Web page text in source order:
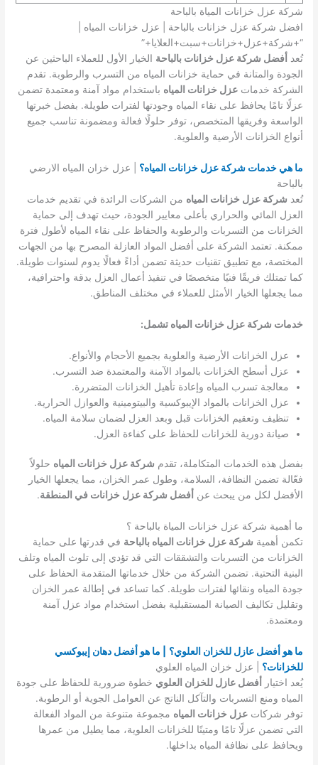
شركة عزل خزانات المياة بالباحة
افضل شركة عزل خزانات بالباحة | عزل خزانات المياه |
“+شركة+عزل+خزانات+سبت+العلايا+”
تُعد
أفضل شركة عزل خزانات بالباحة الخيار الأول للعملاء الباحثين عن
الجودة والمتانة في حماية خزانات المياه من التسرب والرطوبة. تقدم
الشركة خدماتعزل خزانات المياه باستخدام مواد آمنة ومعتمدة تضمن
عزلًا تامًا يحافظ على نقاء المياه وجودتها لفترات طويلة. بفضل خبرتها
الواسعة وفريقها المتخصص، توفر حلولًا فعالة ومضمونة تناسب جميع
أنواع الخزانات الأرضية والعلوية.
ما هي خدمات شركة عزل خزانات المياه؟ | عزل خزان المياه الارضي
بالباحة
تُعد شركة عزل خزانات المياه من الشركات الرائدة في تقديم خدمات
العزل المائي والحراري بأعلى معايير الجودة، حيث تهدف إلى حماية
الخزانات من التسربات والرطوبة والحفاظ على نقاء المياه لأطول فترة
ممكنة. تعتمد الشركة على أفضل المواد العازلة المصرح بها من الجهات
المختصة، مع تطبيق تقنيات حديثة تضمن أداءً فعالًا يدوم لسنوات طويلة.
كما تمتلك فريقًا فنيًا متخصصًا في تنفيذ أعمال العزل بدقة واحترافية،
مما يجعلها الخيار الأمثل للعملاء في مختلف المناطق.
خدمات شركة عزل خزانات المياه تشمل:
عزل الخزانات الأرضية والعلوية بجميع الأحجام والأنواع.
عزل أسطح الخزانات بالمواد الآمنة والمعتمدة ضد التسرب.
معالجة تسرب المياه وإعادة تأهيل الخزانات المتضررة.
عزل الخزانات بالمواد الإيبوكسية والبيتومينية والعوازل الحرارية.
تنظيف وتعقيم الخزانات قبل وبعد العزل لضمان سلامة المياه.
صيانة دورية للخزانات للحفاظ على كفاءة العزل.
بفضل هذه الخدمات المتكاملة، تقدم شركة عزل خزانات المياه حلولاً
فعّالة تضمن النظافة، السلامة، وطول عمر الخزان، مما يجعلها الخيار
الأفضل لكل من يبحث عن أفضل شركة عزل خزانات في المنطقة.
ما أهمية شركة عزل خزانات المياة بالباحة ؟
تكمن أهمية شركة عزل خزانات المياه بالباحة في قدرتها على حماية
الخزانات من التسربات والتشققات التي قد تؤدي إلى تلوث المياه وتلف
البنية التحتية. تضمن الشركة من خلال خدماتها المتقدمة الحفاظ على
جودة المياه ونقائها لفترات طويلة. كما تساعد في إطالة عمر الخزان
وتقليل تكاليف الصيانة المستقبلية بفضل استخدام مواد عزل آمنة
ومعتمدة.
ما هو أفضل عازل للخزان العلوي؟
| ما هو أفضل دهان إيبوكسي
للخزانات؟ | عزل خزان المياه العلوي
يُعد اختيار
أفضل عازل للخزان العلوي خطوة ضرورية للحفاظ على جودة
المياه ومنع التسربات والتآكل الناتج عن العوامل الجوية أو الرطوبة.
توفر شركاتعزل خزانات المياه مجموعة متنوعة من المواد الفعالة
التي تضمن عزلًا تامًا ومتينًا للخزانات العلوية، مما يطيل من عمرها
ويحافظ على نظافة المياه بداخلها.